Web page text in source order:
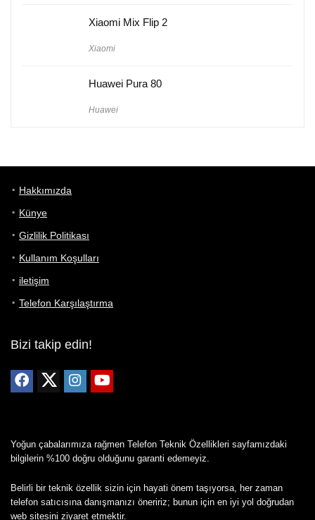
Xiaomi Mix Flip 2
Xiaomi
Huawei Pura 80
Huawei
Hakkımızda
Künye
Gizlilik Politikası
Kullanım Koşulları
iletişim
Telefon Karşılaştırma
Bizi takip edin!
Yoğun çabalarımıza rağmen Telefon Teknik Özellikleri sayfamızdaki
bilgilerin %100 doğru olduğunu garanti edemeyiz.
Belirli bir teknik özellik sizin için hayati önem taşıyorsa, her zaman
telefon satıcısına danışmanızı öneririz; bunun için en iyi yol doğrudan
web sitesini ziyaret etmektir.